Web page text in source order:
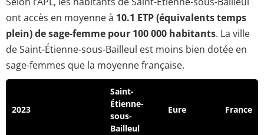
ont accès en moyenne à 10.1 ETP (équivalents temps
plein) de sage-femme pour 100 000 habitants. La ville
de Saint-Étienne-sous-Bailleul est moins bien dotée en
sage-femmes que la moyenne française.
2023
Saint-
Étienne-
sous-
Bailleul
Eure France